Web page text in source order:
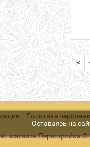
|<
Политика
магазин Перестройка ©
Оставаясь на